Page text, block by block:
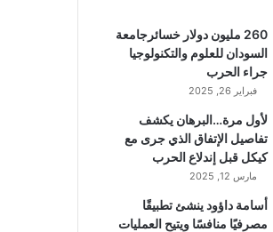
260 مليون دولار خسائرجامعة
السودان للعلوم والتكنولوجيا
جراء الحرب
فبراير 26, 2025
لأول مرة…البرهان يكشف
تفاصيل الإتفاق الذي جرى مع
كيكل قبل إندلاع الحرب
مارس 12, 2025
أسامة داؤود ينشئ تطبيقًا
مصرفيًا منافسًا ويتيح العمليات